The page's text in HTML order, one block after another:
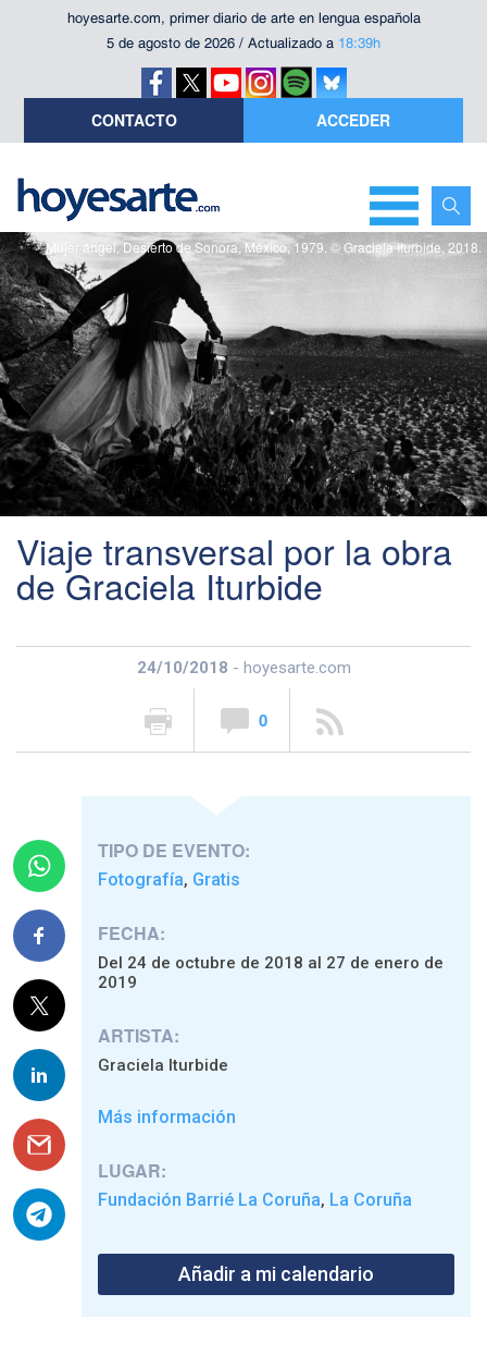
hoyesarte.com, primer diario de arte en lengua española
5 de agosto de 2026 / Actualizado a 18:39h
CONTACTO ACCEDER
Mujer ángel, Desierto de Sonora, México, 1979. © Graciela Iturbide, 2018.
Viaje transversal por la obra
de Graciela Iturbide
24/10/2018 - hoyesarte.com
0
TIPO DE EVENTO:
Fotografía, Gratis
FECHA:
Del 24 de octubre de 2018 al 27 de enero de
2019
ARTISTA:
Graciela Iturbide
Más información
LUGAR:
Fundación Barrié La Coruña, La Coruña
Añadir a mi calendario